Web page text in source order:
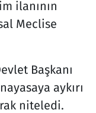
ilanının
Meclise
Başkanı
aykırı
niteledi.